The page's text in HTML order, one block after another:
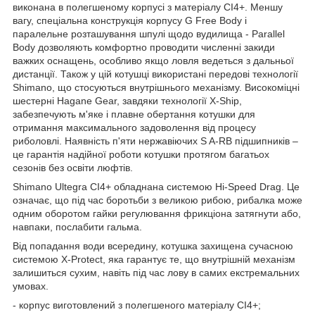
виконана в полегшеному корпусі з матеріалу CI4+. Меншу
вагу, спеціальна конструкція корпусу G Free Body і
паралельне розташування шпулі щодо вудилища - Parallel
Body дозволяють комфортно проводити численні закиди
важких оснащень, особливо якщо ловля ведеться з дальньої
дистанції. Також у цій котушці використані передові технології
Shimano, що стосуються внутрішнього механізму. Високоміцні
шестерні Hagane Gear, завдяки технології X-Ship,
забезпечують м'яке і плавне обертання котушки для
отримання максимального задоволення від процесу
риболовлі. Наявність п'яти нержавіючих S A-RB підшипників –
це гарантія надійної роботи котушки протягом багатьох
сезонів без освіти люфтів.
Shimano Ultegra CI4+ обладнана системою Hi-Speed Drag. Це
означає, що під час боротьби з великою рибою, рибалка може
одним оборотом гайки регулювання фрикціона затягнути або,
навпаки, послабити гальма.
Від попадання води всередину, котушка захищена сучасною
системою X-Protect, яка гарантує те, що внутрішній механізм
залишиться сухим, навіть під час лову в самих екстремальних
умовах.
- корпус виготовлений з полегшеного матеріалу CI4+;